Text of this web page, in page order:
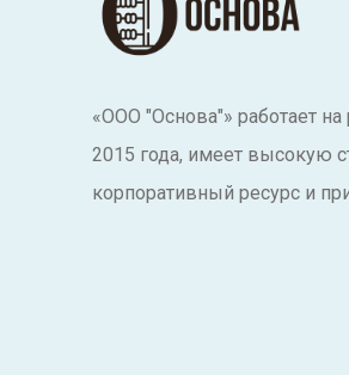
«ООО "Основа"» работает
2015 года, имеет высокую
корпоративный ресурс и